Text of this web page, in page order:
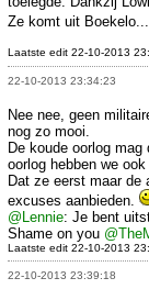
Ze komt uit
Laatste edit 22-10-2013
22-10-2013 23:34:23
Nee nee, geen
nog zo mooi.
De koude oorlog
oorlog hebben we ook
Dat ze eerst maar de
excuses aanbieden.
@Lennie: Je bent
Shame on you
Laatste edit 22-10-2013
22-10-2013 23:39:18